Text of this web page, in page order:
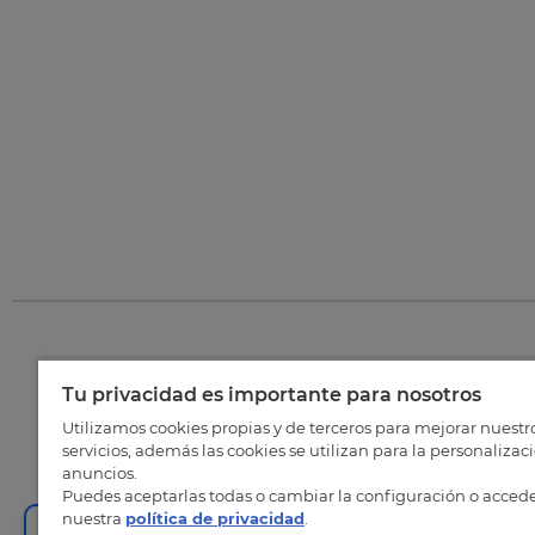
Tu privacidad es importante para nosotros
Utilizamos cookies propias y de terceros para mejorar
servicios, además las cookies se utilizan para la
anuncios.
Puedes aceptarlas todas o cambiar la configuración o
nuestra política de privacidad